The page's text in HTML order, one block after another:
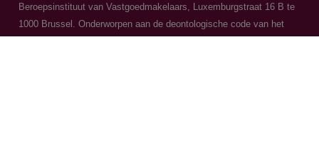
Beroepsinstituut van Vastgoedmakelaars, Luxemburgstraat 16 B te
1000 Brussel. Onderworpen aan de deontologische code van het